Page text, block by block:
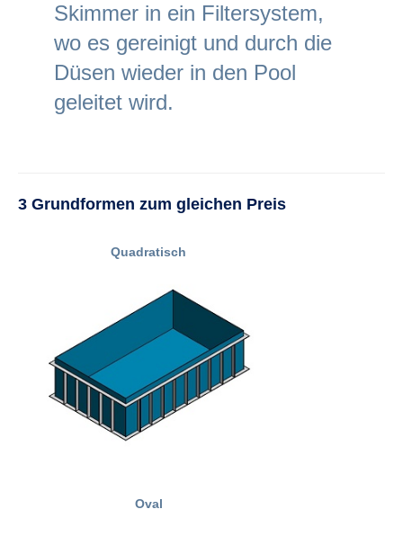
Skimmer in ein Filtersystem,
wo es gereinigt und durch die
Düsen wieder in den Pool
geleitet wird.
3 Grundformen zum gleichen Preis
Quadratisch
Oval